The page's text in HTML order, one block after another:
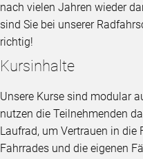
nach vielen Jahren wieder
sind Sie bei unserer
richtig!
Kursinhalte
Unsere Kurse sind modular
nutzen die Teilnehmenden
Laufrad, um Vertrauen in die
Fahrrades und die eigenen